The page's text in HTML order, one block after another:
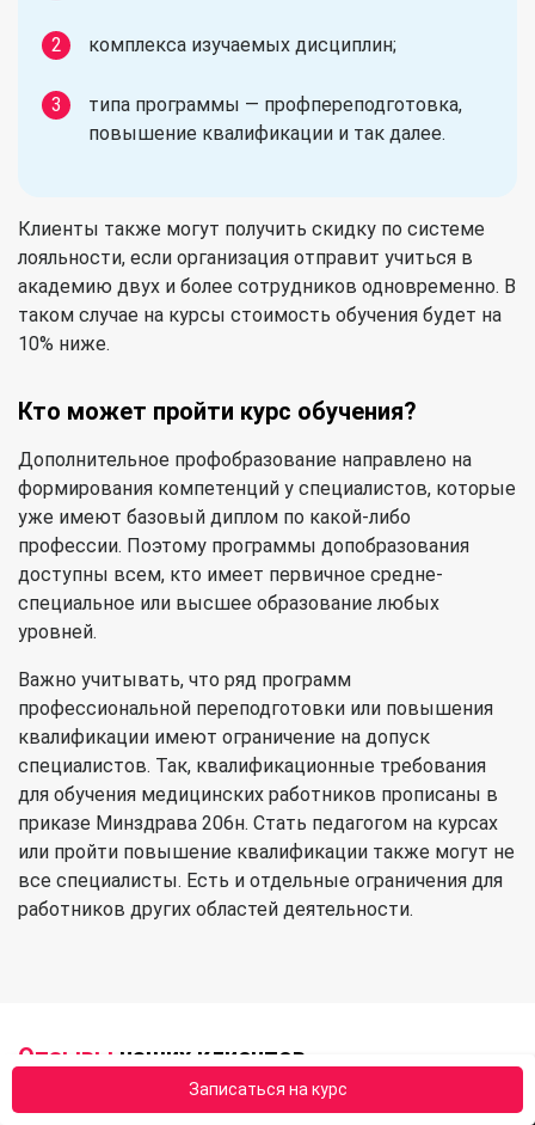
Записаться на курс
комплекса изучаемых дисциплин;
типа программы — профпереподготовка,
повышение квалификации и так далее.
Клиенты также могут получить скидку по системе
лояльности, если организация отправит учиться в
академию двух и более сотрудников одновременно. В
таком случае на курсы стоимость обучения будет на
10% ниже.
Кто может пройти курс обучения?
Дополнительное профобразование направлено на
формирования компетенций у специалистов, которые
уже имеют базовый диплом по какой-либо
профессии. Поэтому программы допобразования
доступны всем, кто имеет первичное средне-
специальное или высшее образование любых
уровней.
Важно учитывать, что ряд программ
профессиональной переподготовки или повышения
квалификации имеют ограничение на допуск
специалистов. Так, квалификационные требования
для обучения медицинских работников прописаны в
приказе Минздрава 206н. Стать педагогом на курсах
или пройти повышение квалификации также могут не
все специалисты. Есть и отдельные ограничения для
работников других областей деятельности.
Отзывы наших клиентов